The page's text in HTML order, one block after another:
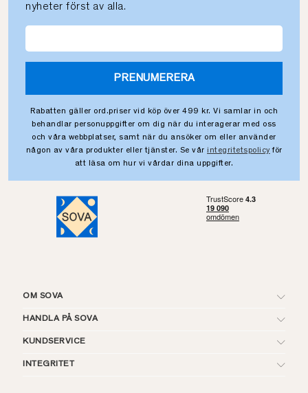
nyheter först av alla.
PRENUMERERA
Rabatten gäller ord.priser vid köp över 499 kr. Vi samlar in och
behandlar personuppgifter om dig när du interagerar med oss
och våra webbplatser, samt när du ansöker om eller använder
någon av våra produkter eller tjänster. Se vår integritetspolicy för
att läsa om hur vi vårdar dina uppgifter.
OM SOVA
HANDLA PÅ SOVA
KUNDSERVICE
INTEGRITET